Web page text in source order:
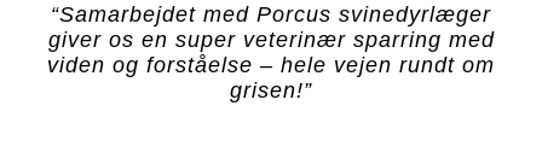
“Samarbejdet med Porcus svinedyrlæger
giver os en super veterinær sparring med
viden og forståelse – hele vejen rundt om
grisen!”